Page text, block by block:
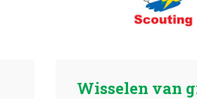
Wisselen van